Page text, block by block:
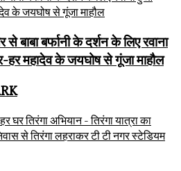
बाबा बर्फानी के दर्शन के लिए रवाना
महादेव के जयघोष से गूंजा माहौल
घर तिरंगा अभियान - तिरंगा यात्रा का
से तिरंगा लहराकर टी टी नगर स्टेडियम